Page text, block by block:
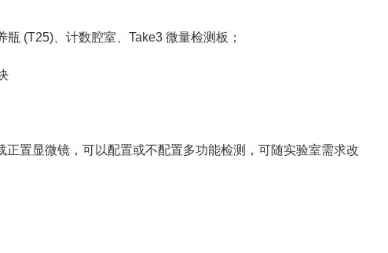
(T25)、计数腔室、Take3 微量检测板；
置显微镜，可以配置或不配置多功能检测，可随实验室需求改